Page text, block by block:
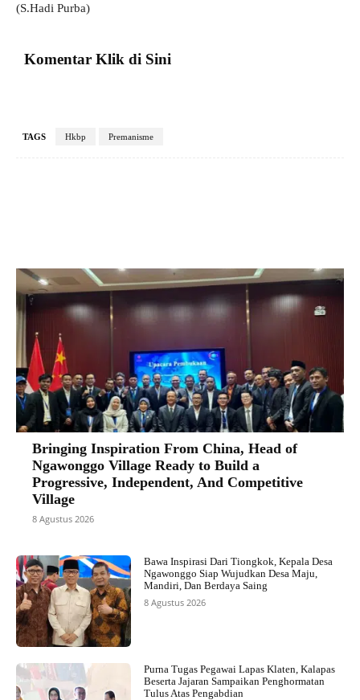
(S.Hadi Purba)
Komentar Klik di Sini
TAGS Hkbp Premanisme
Bringing Inspiration From China, Head of
Ngawonggo Village Ready to Build a
Progressive, Independent, And Competitive
Village
8 Agustus 2026
Bawa Inspirasi Dari Tiongkok, Kepala Desa
Ngawonggo Siap Wujudkan Desa Maju,
Mandiri, Dan Berdaya Saing
8 Agustus 2026
Purna Tugas Pegawai Lapas Klaten, Kalapas
Beserta Jajaran Sampaikan Penghormatan
Tulus Atas Pengabdian